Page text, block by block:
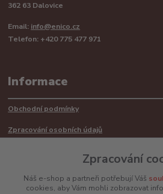
362 63 Dalovice
Email: info@enico.cz
Telefon: +420 775 477 971
Informace
Obchodní podmínky
Zpracování osobních údajů
Zpracování
Náš e-shop a partneři potřebují Váš
cookies, aby Vám mohli zobrazovat